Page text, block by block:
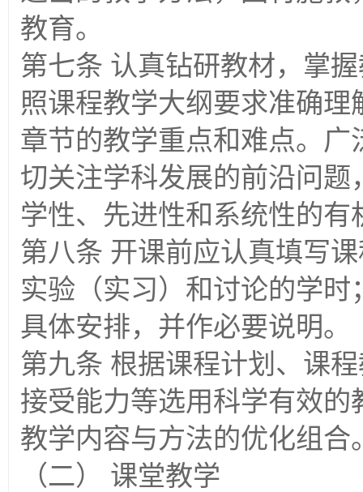
教育。
第七条 认真钻研教材，掌
照课程教学大纲要求准确
章节的教学重点和难点。
切关注学科发展的前沿问
学性、先进性和系统性的有
第八条 开课前应认真填写
实验（实习）和讨论的学
具体安排，并作必要说明。
第九条 根据课程计划、课
接受能力等选用科学有效
教学内容与方法的优化组合
（二） 课堂教学